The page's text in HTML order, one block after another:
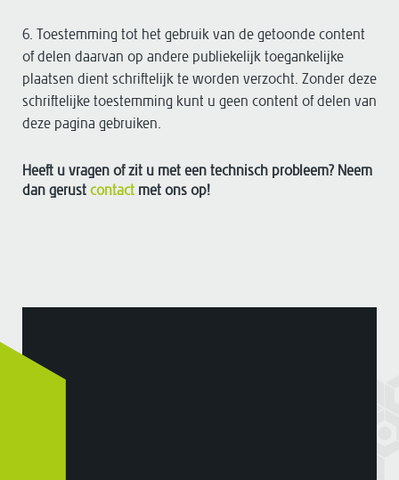
6. Toestemming tot het gebruik van de getoonde content
of delen daarvan op andere publiekelijk toegankelijke
plaatsen dient schriftelijk te worden verzocht. Zonder deze
schriftelijke toestemming kunt u geen content of delen van
deze pagina gebruiken.
Heeft u vragen of zit u met een technisch probleem? Neem
dan gerust contact met ons op!